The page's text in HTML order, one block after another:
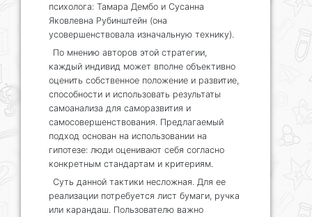
психолога: Тамара Дембо и Сусанна
Яковлевна Рубинштейн (она
усовершенствовала изначальную технику).
По мнению авторов этой стратегии,
каждый индивид может вполне объективно
оценить собственное положение и развитие,
способности и использовать результаты
самоанализа для саморазвития и
самосовершенствования. Предлагаемый
подход основан на использовании на
гипотезе: люди оценивают себя согласно
конкретным стандартам и критериям.
Суть данной тактики несложная. Для ее
реализации потребуется лист бумаги, ручка
или карандаш. Пользователю важно